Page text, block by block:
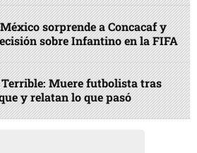
México sorprende a Concacaf y
sobre Infantino en la FIFA
Terrible: Muere futbolista tras
y relatan lo que pasó